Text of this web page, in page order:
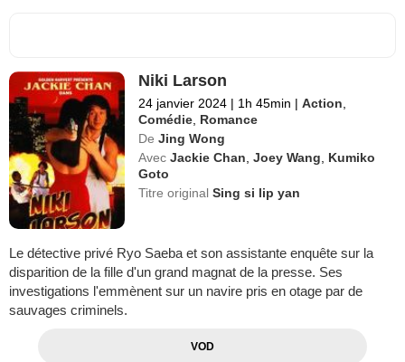
Niki Larson
24 janvier 2024 | 1h 45min | Action
Comédie Romance
De Jing Wong
Avec Jackie Chan ,Joey Wang
Kumiko
Goto
Titre originalSing si lip yan
Le détective privé Ryo Saeba et son assistante enquête sur la
disparition de la fille d'un grand magnat de la presse. Ses
investigations l'emmènent sur un navire pris en otage par de
sauvages criminels.
VOD